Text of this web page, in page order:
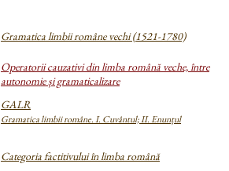
Gramatica limbii române vechi (1521-1780)
Operatorii cauzativi din limba română veche, între
autonomie și gramaticalizare
GALR
Gramatica limbii române. I. Cuvântul; II. Enunțul
Categoria factitivului în limba română